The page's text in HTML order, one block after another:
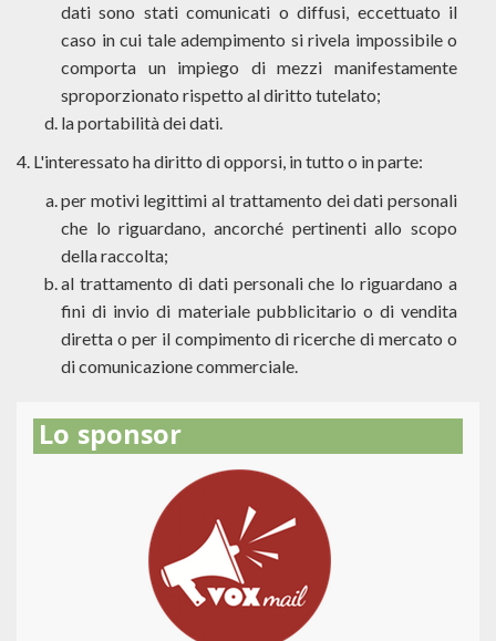
dati sono stati comunicati o diffusi, eccettuato il
caso in cui tale adempimento si rivela impossibile o
comporta un impiego di mezzi manifestamente
sproporzionato rispetto al diritto tutelato;
la portabilità dei dati.
4. L'interessato ha diritto di opporsi, in tutto o in parte:
per motivi legittimi al trattamento dei dati personali
che lo riguardano, ancorché pertinenti allo scopo
della raccolta;
al trattamento di dati personali che lo riguardano a
fini di invio di materiale pubblicitario o di vendita
diretta o per il compimento di ricerche di mercato o
di comunicazione commerciale.
Lo sponsor